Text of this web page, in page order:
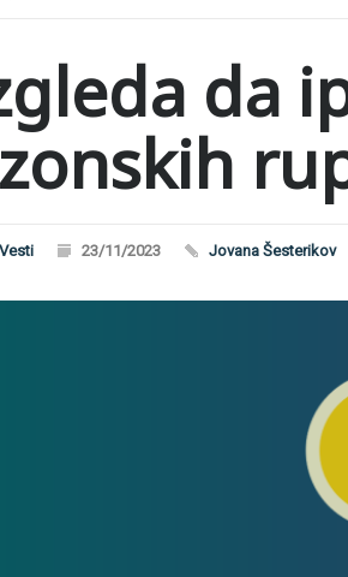
da
Vesti 23/11/2023 Jovana Šesterikov